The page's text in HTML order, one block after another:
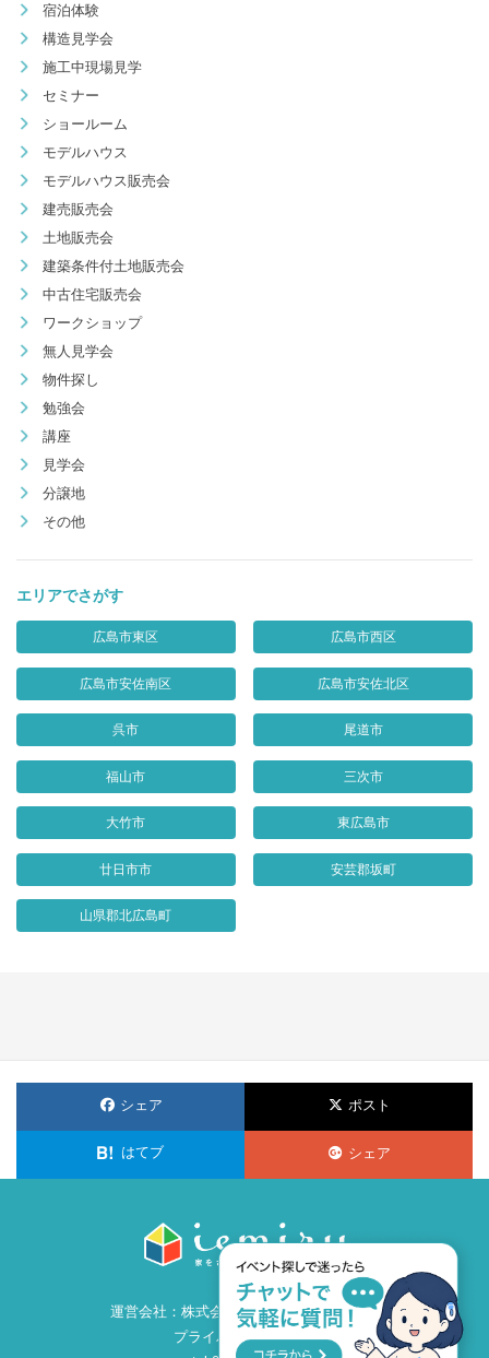
宿泊体験
構造見学会
施工中現場見学
セミナー
ショールーム
モデルハウス
モデルハウス販売会
建売販売会
土地販売会
建築条件付土地販売会
中古住宅販売会
ワークショップ
無人見学会
物件探し
勉強会
講座
見学会
分譲地
その他
エリアでさがす
広島市東区 広島市西区
広島市安佐南区 広島市安佐北区
呉市 尾道市
福山市 三次市
大竹市 東広島市
廿日市市 安芸郡坂町
山県郡北広島町
シェア ポスト
はてブ シェア
運営会社： 株式会社ビズ・クリエイション
プライバシーポリシー